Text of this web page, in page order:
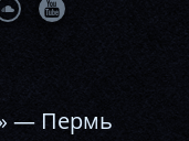
— Пермь